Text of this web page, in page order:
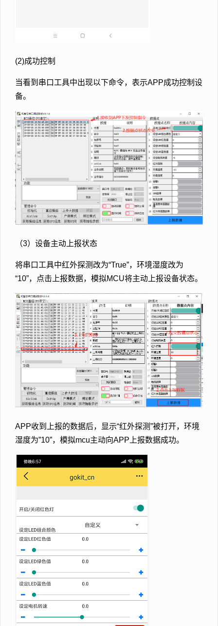
(2)成功控制
当看到串口工具中出现以下命令，表示APP成功控制设
备。
（3）设备主动上报状态
将串口工具中红外探测改为“True”，环境湿度改为
“10”，点击上报数据，模拟MCU将主动上报设备状态。
APP收到上报的数据后，显示“红外探测”被打开，环境
湿度为”10”，模拟mcu主动向APP上报数据成功。